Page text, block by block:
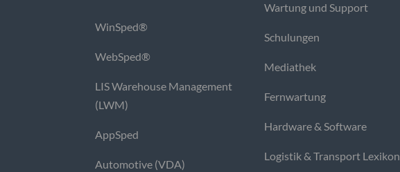
WinSped®
WebSped®
LIS Warehouse Management
(LWM)
AppSped
Automotive (VDA)
Wartung und Support
Schulungen
Mediathek
Fernwartung
Hardware & Software
Logistik & Transport Lexikon